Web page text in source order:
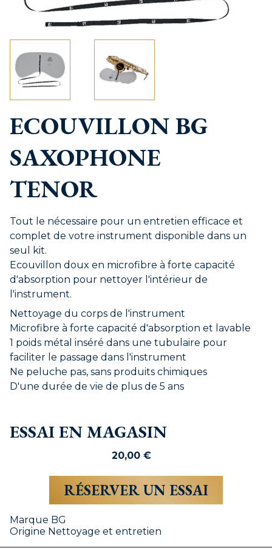
ECOUVILLON BG
SAXOPHONE
TENOR
Tout le nécessaire pour un entretien efficace et
complet de votre instrument disponible dans un
seul kit.
Ecouvillon doux en microfibre à forte capacité
d'absorption pour nettoyer l'intérieur de
l'instrument.
Nettoyage du corps de l'instrument
Microfibre à forte capacité d'absorption et lavable
1 poids métal inséré dans une tubulaire pour
faciliter le passage dans l'instrument
Ne peluche pas, sans produits chimiques
D'une durée de vie de plus de 5 ans
ESSAI EN MAGASIN
20,00 €
RÉSERVER UN ESSAI
Marque BG
Origine Nettoyage et entretien